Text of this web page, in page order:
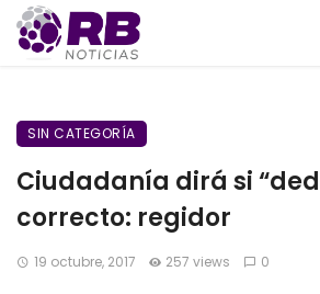
SIN CATEGORÍA
Ciudadanía dirá si
correcto: regidor
19 octubre, 2017 257 views 0